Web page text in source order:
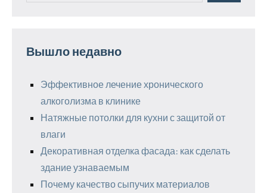
Вышло недавно
Эффективное лечение хронического
алкоголизма в клинике
Натяжные потолки для кухни с защитой от
влаги
Декоративная отделка фасада: как сделать
здание узнаваемым
Почему качество сыпучих материалов